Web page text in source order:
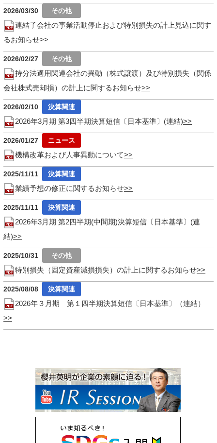
2026/03/30
連結子会社の事業活動停止および特別損失の計上見込に関す
るお知らせ
2026/02/27
持分法適用関連会社の異動（株式譲渡）及び特別損失（関係
会社株式売却損）の計上に関するお知らせ
2026/02/10
2026年3月期 第3四半期決算短信〔日本基準〕(連結)
2026/01/27
機構改革および人事異動について
2025/11/11
業績予想の修正に関するお知らせ
2025/11/11
2026年3月期 第2四半期(中間期)決算短信〔日本基準〕(連
結)
2025/10/31
特別損失（固定資産減損損失）の計上に関するお知らせ
2025/08/08
2026年３月期 第１四半期決算短信〔日本基準〕（連結）